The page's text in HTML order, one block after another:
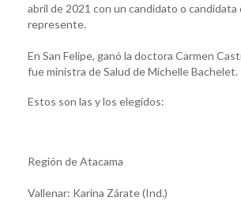
abril de 2021 con un candidato o candidata
represente.
En San Felipe, ganó la doctora Carmen
fue ministra de Salud de Michelle Bachelet.
Estos son las y los elegidos:
Región de Atacama
Vallenar: Karina Zárate (Ind.)